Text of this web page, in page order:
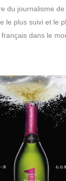
du journalisme de
le plus suivi et le
dans le